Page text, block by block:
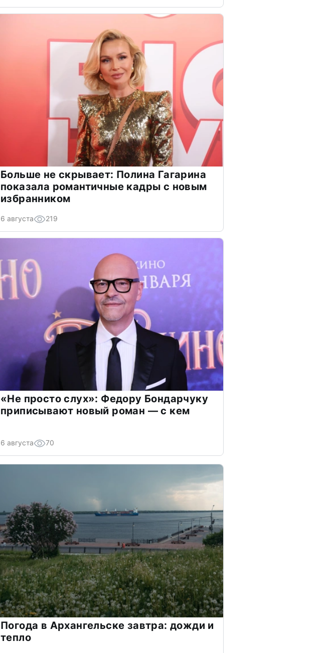
Больше не скрывает: Полина Гагарина
показала романтичные кадры с новым
избранником
6 августа 219
«Не просто слух»: Федору Бондарчуку
приписывают новый роман — с кем
6 августа 70
Погода в Архангельске завтра: дожди и
тепло